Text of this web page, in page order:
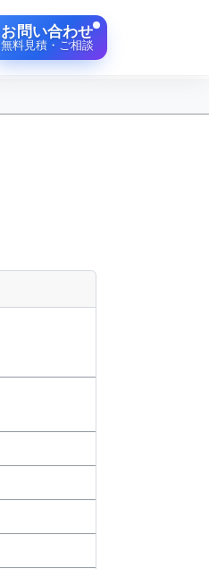
お問い合わせ
無料見積・ご相談